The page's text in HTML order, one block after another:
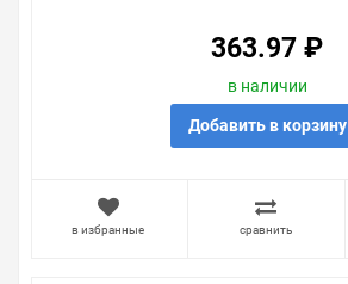
363.97 ₽
в наличии
Добавить в корзину
в избранные сравнить